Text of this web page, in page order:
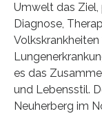
Umwelt das Ziel,
Diagnose,
es das
und Lebensstil.
Neuherberg im